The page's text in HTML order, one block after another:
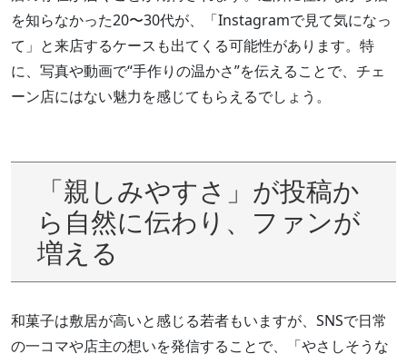
を知らなかった20〜30代が、「Instagramで見て気になっ
て」と来店するケースも出てくる可能性があります。特
に、写真や動画で“手作りの温かさ”を伝えることで、チェ
ーン店にはない魅力を感じてもらえるでしょう。
「親しみやすさ」が投稿か
ら自然に伝わり、ファンが
増える
和菓子は敷居が高いと感じる若者もいますが、SNSで日常
の一コマや店主の想いを発信することで、「やさしそうな